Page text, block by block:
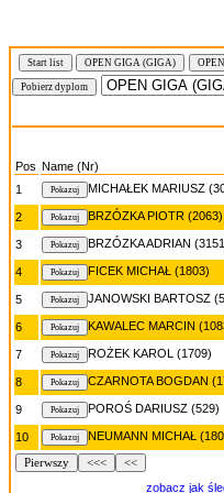
Start list OPEN GIGA (GIGA)
Pos Name (Nr)
1
MICHAŁEK MARIUSZ
2 BRZÓZKA PIOTR (2063)
3 BRZÓZKA ADRIAN
4 FICEK MICHAŁ (1803)
5 JANOWSKI BARTOSZ
6 KAWALEC MARCIN
7 ROŻEK KAROL (1709)
8 CZARNOTA BOGDAN
9 POROŚ DARIUSZ (529)
10 NEUMANN MICHAŁ
Pierwszy <<< <<
zobacz jak